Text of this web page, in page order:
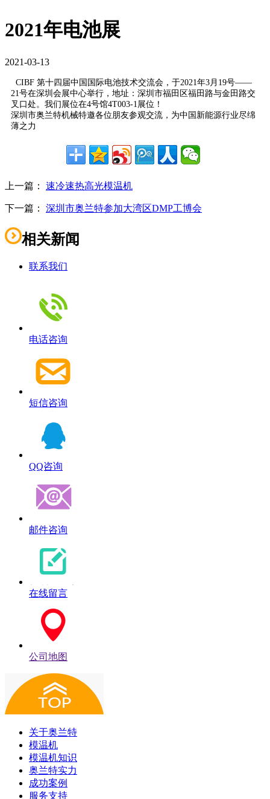
2021年电池展
2021-03-13
CIBF 第十四届中国国际电池技术交流会，于2021年3月19号——
21号在深圳会展中心举行，地址：深圳市福田区福田路与金田路交
叉口处。我们展位在4号馆4T003-1展位！
深圳市奥兰特机械特邀各位朋友参观交流，为中国新能源行业尽绵
薄之力
上一篇： 速冷速热高光模温机
下一篇： 深圳市奥兰特参加大湾区DMP工博会
相关新闻
联系我们
电话咨询
短信咨询
QQ咨询
邮件咨询
在线留言
公司地图
关于奥兰特
模温机
模温机知识
奥兰特实力
成功案例
服务支持